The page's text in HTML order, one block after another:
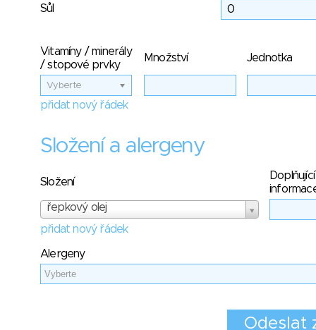
Sůl
Vitamíny / minerály
/ stopové prvky
Množství Jednotka
Vyberte
přidat nový řádek
Složení a alergeny
Složení
Doplňující
řepkový olej
přidat nový řádek
Alergeny